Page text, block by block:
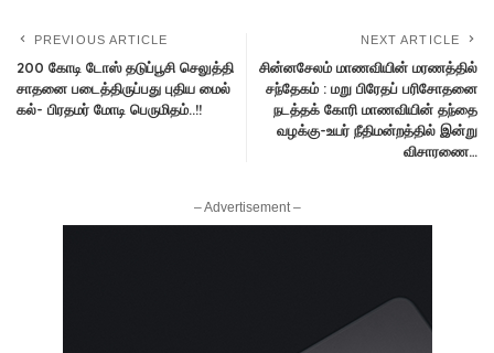
PREVIOUS ARTICLE
200 கோடி டோஸ் தடுப்பூசி செலுத்தி
சாதனை படைத்திருப்பது புதிய மைல்
கல்- பிரதமர் மோடி பெருமிதம்..!!
NEXT ARTICLE
சின்னசேலம் மாணவியின் மரணத்தில்
சந்தேகம் : மறு பிரேதப் பரிசோதனை
நடத்தக் கோரி மாணவியின் தந்தை
வழக்கு-உயர் நீதிமன்றத்தில் இன்று
விசாரணை…
– Advertisement –